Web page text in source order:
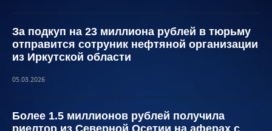
За подкуп на 23 миллиона рублей в тюрьму
отправится сотруник нефтяной организации
из Иркутской области
05.03.2026
Более 1.5 миллионов рублей получила
риелтор из Северной Осетии на аферах с